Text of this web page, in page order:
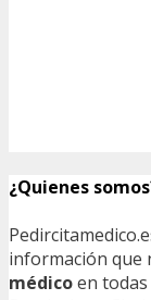
¿Quienes
información que
médicoen